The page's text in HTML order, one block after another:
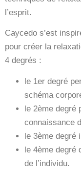
l’esprit.
Caycedo s’est
pour créer la
4 degrés :
le 1er degré
schéma
le 2ème degré
connaissance
le 3ème degré
le 4ème degré
de l’individu.